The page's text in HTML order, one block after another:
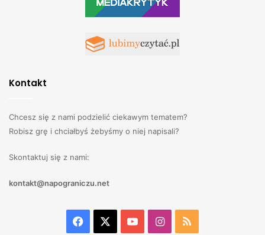
Kontakt
Chcesz się z nami podzielić ciekawym tematem?
Robisz grę i chciałbyś żebyśmy o niej napisali?
Skontaktuj się z nami:
kontakt@napograniczu.net
Facebook YouTubeInstagram